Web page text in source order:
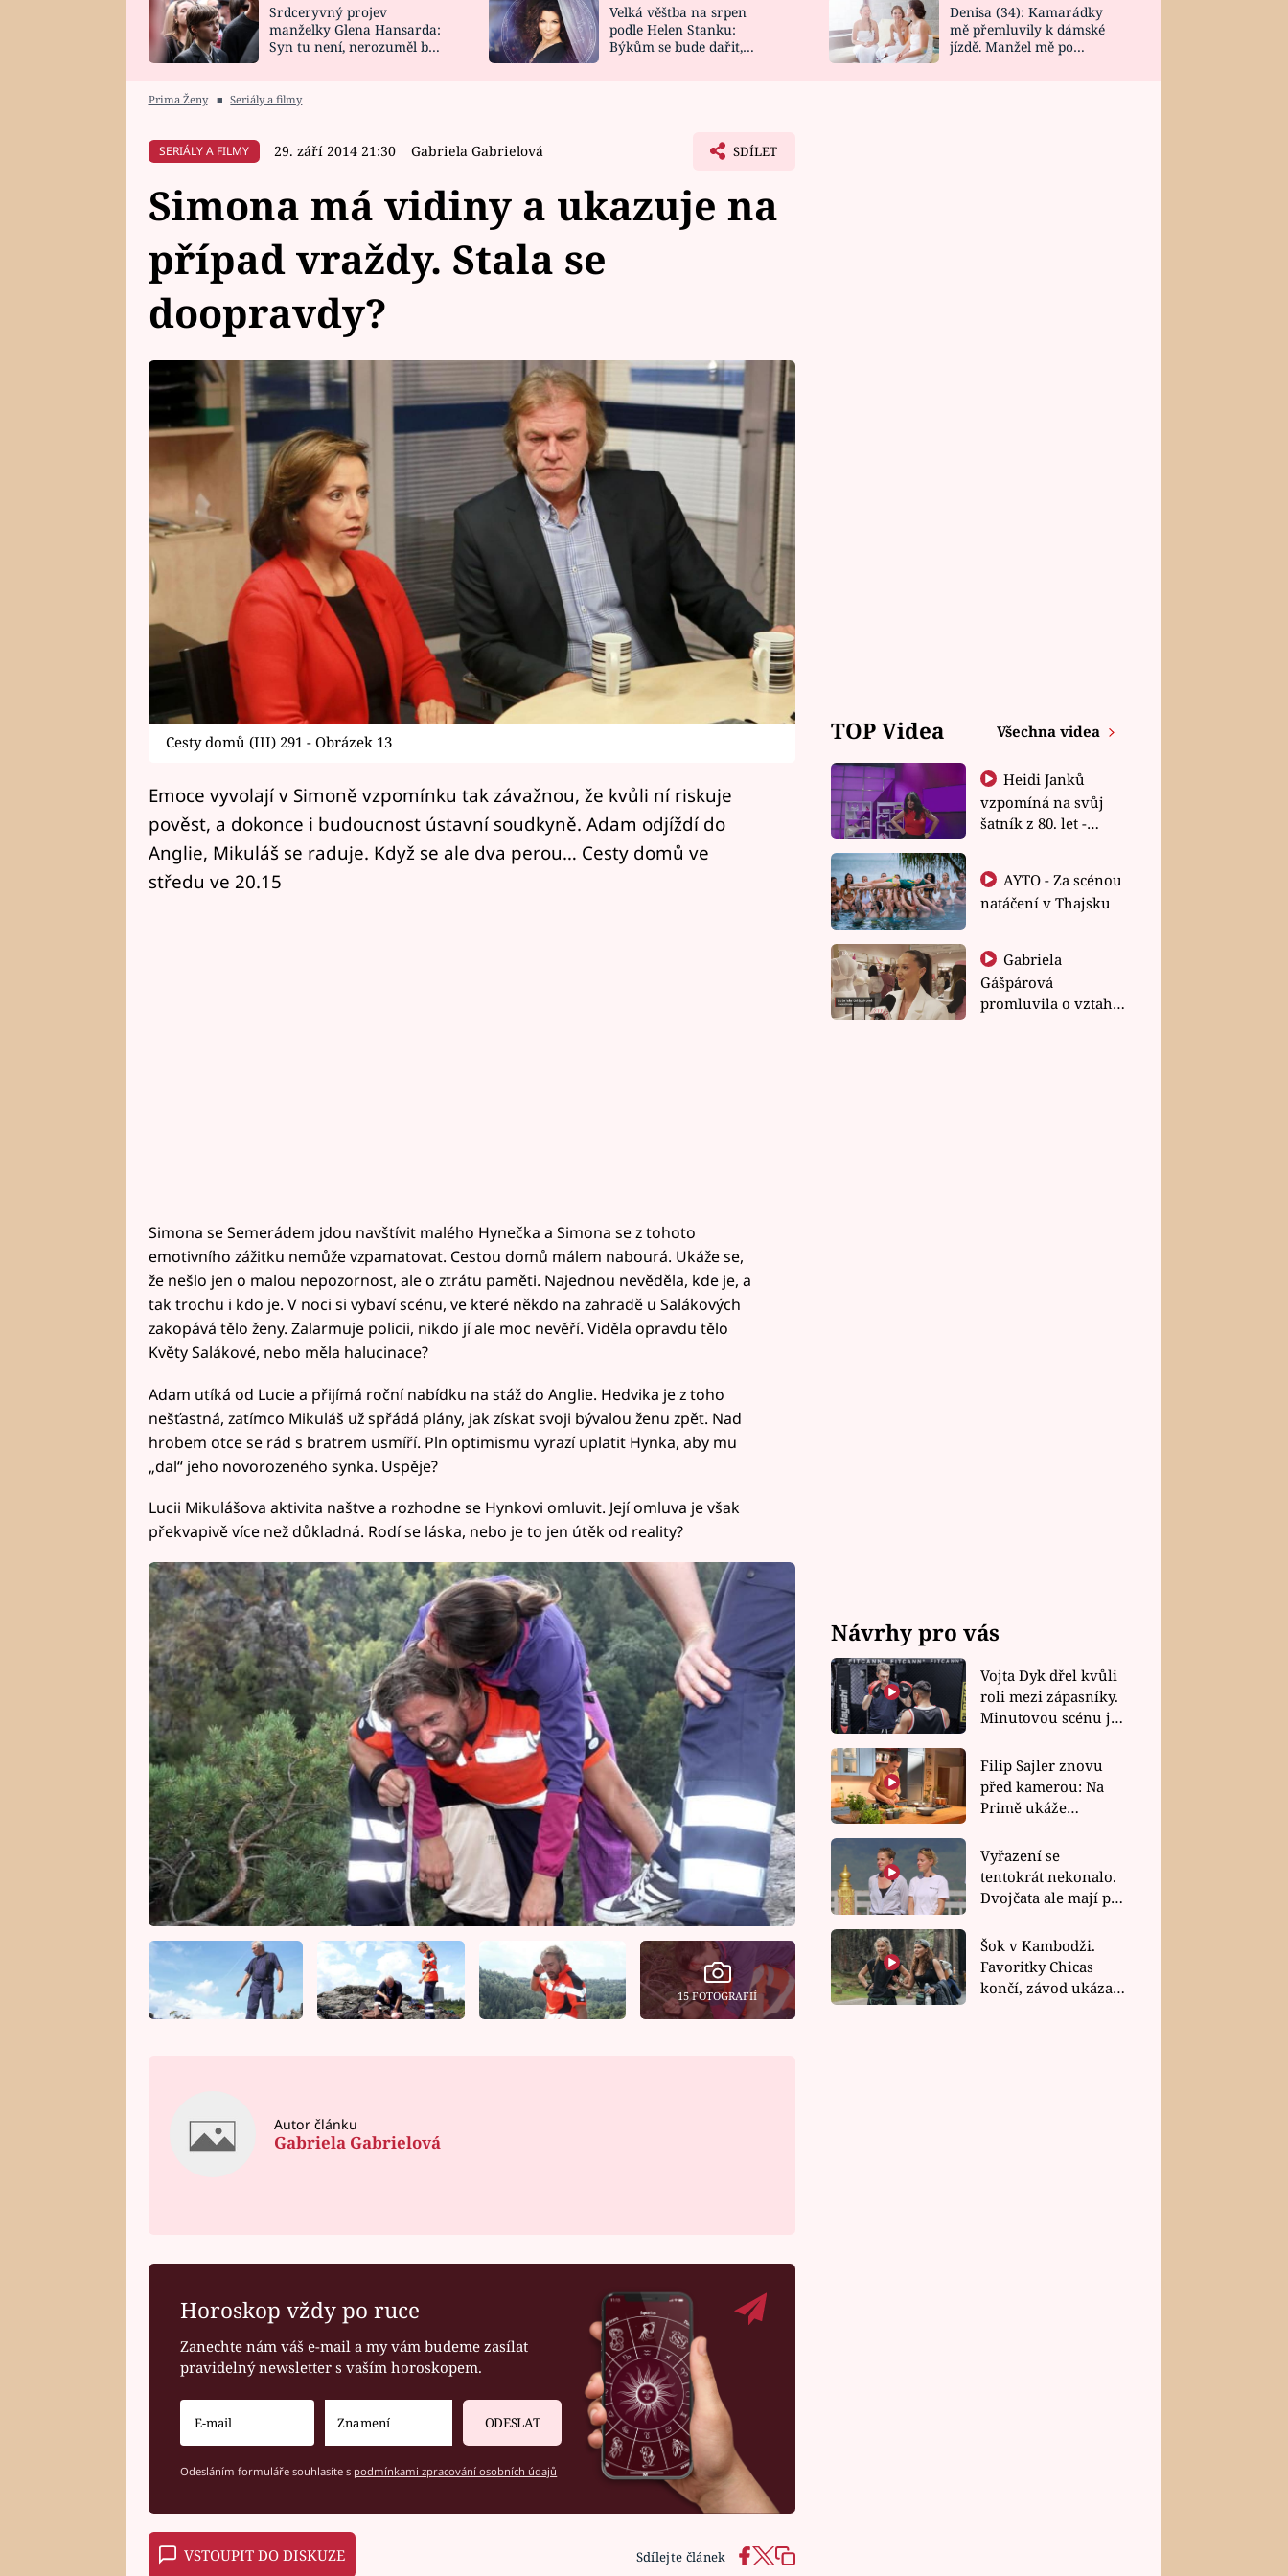
HOROSKOP NA
CELEBRITY
VAŘENÍ
NOVINKY
VIDEORECEPTY
DESIGN
Srdceryvný projev
manželky Glena Hansarda:
Syn tu není, nerozuměl by
Velká věštba na srpen
podle Helen Stanku:
Býkům se bude dařit,
Denisa (34): Kamarádky
mě přemluvily k dámské
jízdě. Manžel mě po
Prima Ženy ■ Seriály a filmy
SERIÁLY A FILMY 29. září 2014 21:30 Gabriela Gabrielová SDÍLET
Simona má vidiny a ukazuje na
případ vraždy. Stala se
doopravdy?
Cesty domů (III) 291 - Obrázek 13
Emoce vyvolají v Simoně vzpomínku tak závažnou, že kvůli ní riskuje
pověst, a dokonce i budoucnost ústavní soudkyně. Adam odjíždí do
Anglie, Mikuláš se raduje. Když se ale dva perou… Cesty domů ve
středu ve 20.15
Simona se Semerádem jdou navštívit malého Hynečka a Simona se z tohoto
emotivního zážitku nemůže vzpamatovat. Cestou domů málem nabourá. Ukáže se,
že nešlo jen o malou nepozornost, ale o ztrátu paměti. Najednou nevěděla, kde je, a
tak trochu i kdo je. V noci si vybaví scénu, ve které někdo na zahradě u Salákových
zakopává tělo ženy. Zalarmuje policii, nikdo jí ale moc nevěří. Viděla opravdu tělo
Květy Salákové, nebo měla halucinace?
Adam utíká od Lucie a přijímá roční nabídku na stáž do Anglie. Hedvika je z toho
nešťastná, zatímco Mikuláš už spřádá plány, jak získat svoji bývalou ženu zpět. Nad
hrobem otce se rád s bratrem usmíří. Pln optimismu vyrazí uplatit Hynka, aby mu
„dal“ jeho novorozeného synka. Uspěje?
Lucii Mikulášova aktivita naštve a rozhodne se Hynkovi omluvit. Její omluva je však
překvapivě více než důkladná. Rodí se láska, nebo je to jen útěk od reality?
15 FOTOGRAFIÍ
Autor článku
Gabriela Gabrielová
Horoskop vždy po ruce
Zanechte nám váš e-mail a my vám budeme zasílat
pravidelný newsletter s vaším horoskopem.
ODESLAT
Odesláním formuláře souhlasíte s podmínkami zpracování osobních údajů
VSTOUPIT DO DISKUZE Sdílejte článek
TOP Videa Všechna videa
Heidi Janků
vzpomíná na svůj
šatník z 80. let -
natáčení v Thajsku
Gabriela
Gášpárová
promluvila o vztahu
Návrhy pro vás
Vojta Dyk dřel kvůli
roli mezi zápasníky.
Minutovou scénu jel
Filip Sajler znovu
před kamerou: Na
Primě ukáže
rychlé recepty
Vyřazení se
tentokrát nekonalo.
Dvojčata ale mají po
závodu nůž na krku
Šok v Kambodži.
Favoritky Chicas
končí, závod ukázal